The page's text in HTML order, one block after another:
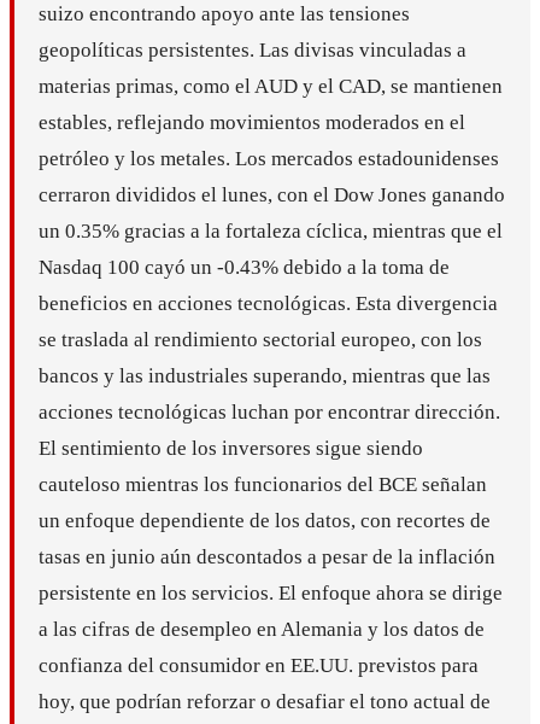
suizo encontrando apoyo ante las tensiones
geopolíticas persistentes. Las divisas vinculadas a
materias primas, como el AUD y el CAD, se mantienen
estables, reflejando movimientos moderados en el
petróleo y los metales. Los mercados estadounidenses
cerraron divididos el lunes, con el Dow Jones ganando
un 0.35% gracias a la fortaleza cíclica, mientras que el
Nasdaq 100 cayó un -0.43% debido a la toma de
beneficios en acciones tecnológicas. Esta divergencia
se traslada al rendimiento sectorial europeo, con los
bancos y las industriales superando, mientras que las
acciones tecnológicas luchan por encontrar dirección.
El sentimiento de los inversores sigue siendo
cauteloso mientras los funcionarios del BCE señalan
un enfoque dependiente de los datos, con recortes de
tasas en junio aún descontados a pesar de la inflación
persistente en los servicios. El enfoque ahora se dirige
a las cifras de desempleo en Alemania y los datos de
confianza del consumidor en EE.UU. previstos para
hoy, que podrían reforzar o desafiar el tono actual de